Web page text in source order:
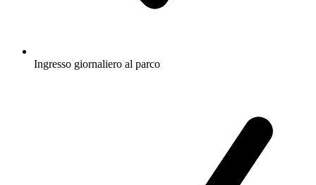
Ingresso giornaliero al parco